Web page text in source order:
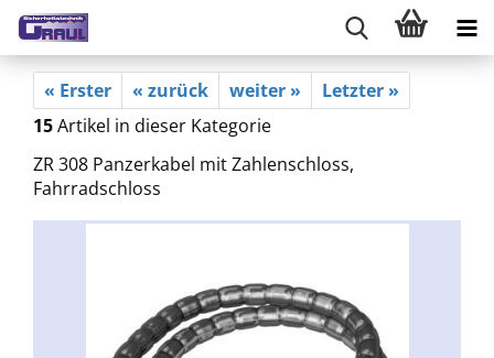
« Erster « zurück weiter »
Letzter »
15Artikel in dieser Kategorie
ZR 308 Panzerkabel mit Zahlenschloss,
Fahrradschloss